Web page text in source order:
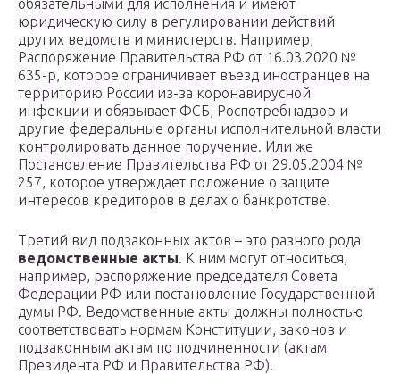
обязательными для исполнения и имеют
юридическую силу в регулировании действий
других ведомств и министерств. Например,
Распоряжение Правительства РФ от 16.03.2020 №
635-р, которое ограничивает въезд иностранцев на
территорию России из-за коронавирусной
инфекции и обязывает ФСБ, Роспотребнадзор и
другие федеральные органы исполнительной власти
контролировать данное поручение. Или же
Постановление Правительства РФ от 29.05.2004 №
257, которое утверждает положение о защите
интересов кредиторов в делах о банкротстве.
Третий вид подзаконных актов – это разного рода
ведомственные акты. К ним могут относиться,
например, распоряжение председателя Совета
Федерации РФ или постановление Государственной
думы РФ. Ведомственные акты должны полностью
соответствовать нормам Конституции, законов и
подзаконным актам по подчиненности (актам
Президента РФ и Правительства РФ).